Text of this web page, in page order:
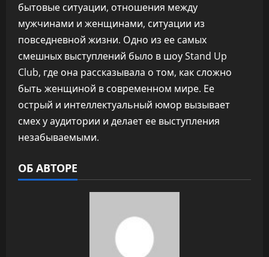
бытовые ситуации, отношения между
мужчинами и женщинами, ситуации из
повседневной жизни. Одно из ее самых
смешных выступлений было в шоу Stand Up
Club, где она рассказывала о том, как сложно
быть женщиной в современном мире. Ее
острый и интеллектуальный юмор вызывает
смех у аудитории и делает ее выступления
незабываемыми.
ОБ АВТОРЕ